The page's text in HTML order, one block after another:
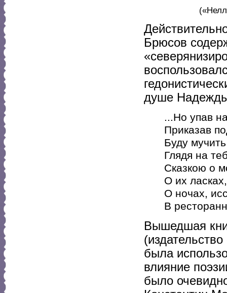
Брюсов
душе
...Но упав
Приказав
Буду
Глядя на
Сказкою о
О их
О ночах,
В
Вышедшая
была
влияние
было